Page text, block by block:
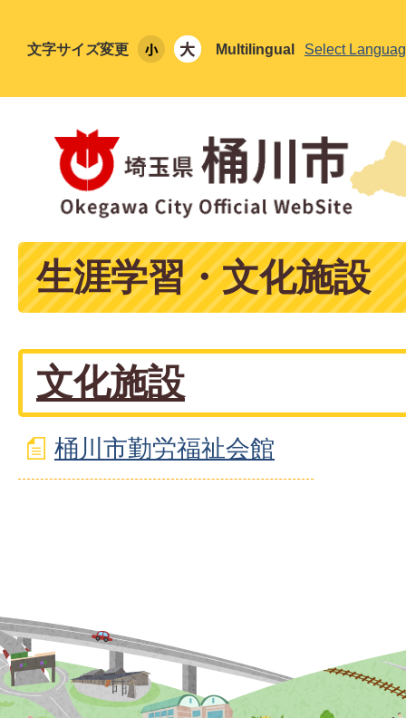
文字サイズ変更 Multilingual Select
生涯学習・文化施設
文化施設
桶川市勤労福祉会館